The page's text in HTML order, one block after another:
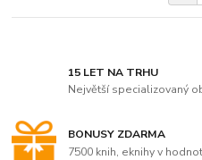
15 LET NA TRHU
Největší specializovaný
BONUSY ZDARMA
7500 knih, eknihy v